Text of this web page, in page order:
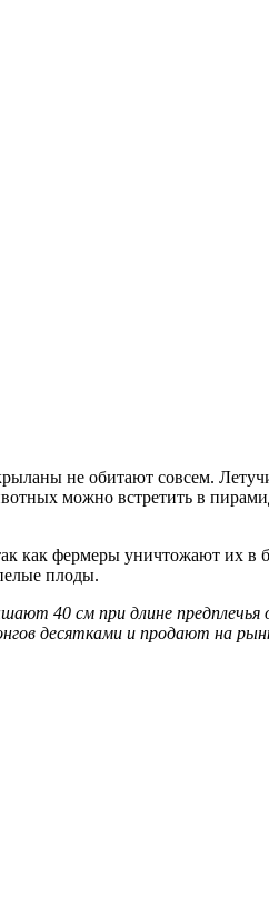
не обитают совсем.
можно встретить в
как фермеры уничтожают их в
плоды.
40 см при длине предплечья
десятками и продают на